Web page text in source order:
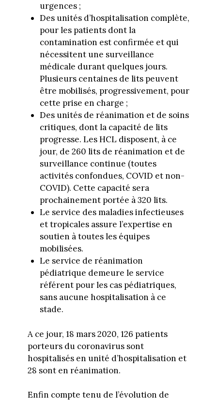
urgences ;
Des unités d’hospitalisation complète,
pour les patients dont la
contamination est confirmée et qui
nécessitent une surveillance
médicale durant quelques jours.
Plusieurs centaines de lits peuvent
être mobilisés, progressivement, pour
cette prise en charge ;
Des unités de réanimation et de soins
critiques, dont la capacité de lits
progresse. Les HCL disposent, à ce
jour, de 260 lits de réanimation et de
surveillance continue (toutes
activités confondues, COVID et non-
COVID). Cette capacité sera
prochainement portée à 320 lits.
Le service des maladies infectieuses
et tropicales assure l’expertise en
soutien à toutes les équipes
mobilisées.
Le service de réanimation
pédiatrique demeure le service
référent pour les cas pédiatriques,
sans aucune hospitalisation à ce
stade.
A ce jour, 18 mars 2020, 126 patients
porteurs du coronavirus sont
hospitalisés en unité d’hospitalisation et
28 sont en réanimation.
Enfin compte tenu de l’évolution de